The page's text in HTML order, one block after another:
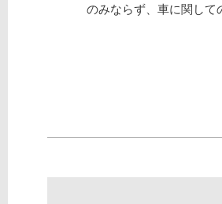
のみならず、車に関して